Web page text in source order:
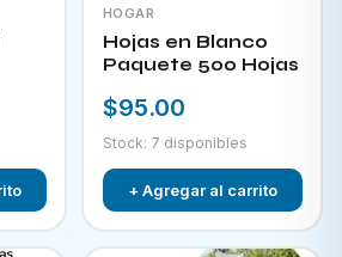
HOGAR
Hojas en Blanco
Paquete 500 Hojas
$95.00
Stock: 7 disponibles
+ Agregar al carrito